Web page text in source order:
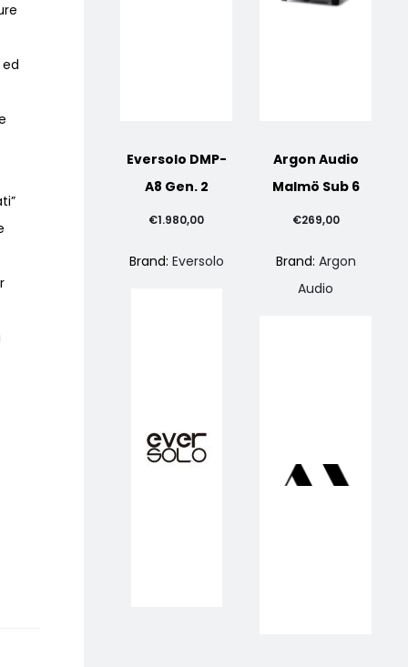
Eversolo DMP-
A8 Gen. 2
€1.980,00
Brand: Eversolo
Argon Audio
Malmö Sub 6
€269,00
Brand: Argon
Audio